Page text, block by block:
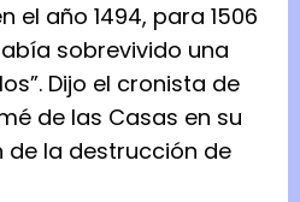
el año 1494, para 1506
sobrevivido una
Dijo el cronista de
de las Casas en su
de la destrucción de